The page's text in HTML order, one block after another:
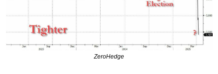
ZeroHedge